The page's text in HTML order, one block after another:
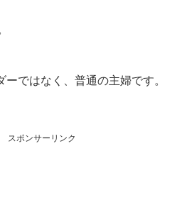
ではなく、普通の主婦です。
スポンサーリンク